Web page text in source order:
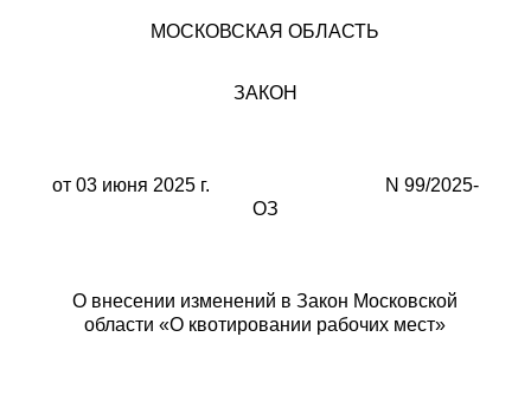
МОСКОВСКАЯ ОБЛАСТЬ
ЗАКОН
от 03 июня 2025 г. N 99/2025-
ОЗ
О внесении изменений в Закон Московской
области «О квотировании рабочих мест»